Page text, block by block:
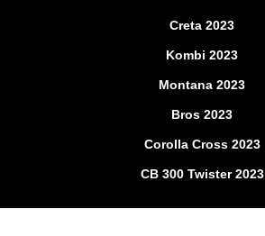
Creta 2023
Kombi 2023
Montana 2023
Bros 2023
Corolla Cross 2023
CB 300 Twister 2023